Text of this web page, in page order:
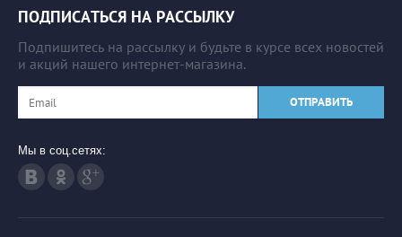
ПОДПИСАТЬСЯ НА РАССЫЛКУ
Подпишитесь на рассылку и будьте в курсе всех новостей
и акций нашего интернет-магазина.
ОТПРАВИТЬ
Мы в соц.сетях: